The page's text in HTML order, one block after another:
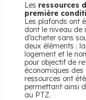
Les ressources
première
Les plafonds ont
dont le niveau de
d’acheter sans
deux éléments :
logement et le
pour objectif de
économiques
ressources ont
permettant ainsi
au PTZ.